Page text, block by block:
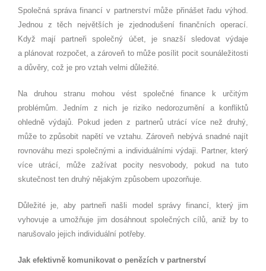
Společná správa financí v partnerství může přinášet řadu výhod.
Jednou z těch největších je zjednodušení finančních operací.
Když mají partneři společný účet, je snazší sledovat výdaje
a plánovat rozpočet, a zároveň to může posílit pocit sounáležitosti
a důvěry, což je pro vztah velmi důležité.
Na druhou stranu mohou vést společné finance k určitým
problémům. Jedním z nich je riziko nedorozumění a konfliktů
ohledně výdajů. Pokud jeden z partnerů utrácí více než druhý,
může to způsobit napětí ve vztahu. Zároveň nebývá snadné najít
rovnováhu mezi společnými a individuálními výdaji. Partner, který
více utrácí, může zažívat pocity nesvobody, pokud na tuto
skutečnost ten druhý nějakým způsobem upozorňuje.
Důležité je, aby partneři našli model správy financí, který jim
vyhovuje a umožňuje jim dosáhnout společných cílů, aniž by to
narušovalo jejich individuální potřeby.
Jak efektivně komunikovat o penězích v partnerství